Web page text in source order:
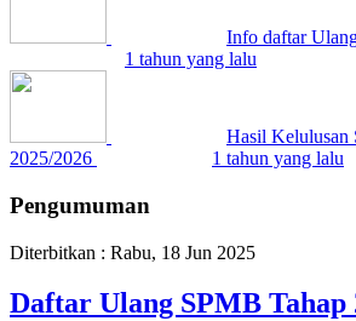
Info daftar
1 tahun yang lalu
Hasil Kelulusan
2025/2026
1 tahun yang lalu
Pengumuman
Diterbitkan : Rabu, 18 Jun 2025
Daftar Ulang SPMB Tahap